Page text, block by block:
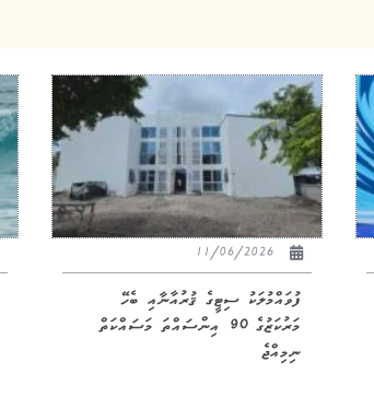
ފުވައްމުލަކު ސިޓީގެ ޤުރުއާނާއި ބެހޭ
މަރުކަޒުގެ 90 އިންސައްތަ މަސައްކަތް
ނިމިއްޖެ